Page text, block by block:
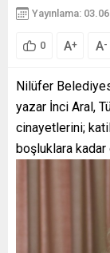
Yayınlama:
0 A+ A-
Nilüfer
yazar İnci Aral,
cinayetlerini;
boşluklara